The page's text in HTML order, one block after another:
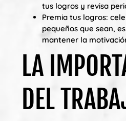
tus logros y revisa
Premia tus logros:
pequeños que sean,
mantener la
LA
DEL